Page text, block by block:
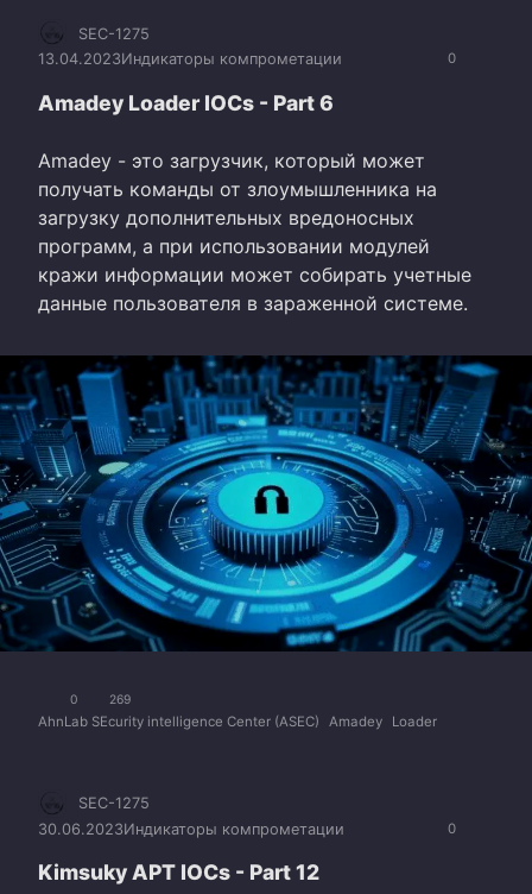
0
SEC-1275
13.04.2023Индикаторы компрометации
Amadey Loader IOCs - Part 6
Amadey - это загрузчик, который может
получать команды от злоумышленника на
загрузку дополнительных вредоносных
программ, а при использовании модулей
кражи информации может собирать учетные
данные пользователя в зараженной системе.
0 269
AhnLab SEcurity intelligence Center (ASEC) Amadey Loader
0
SEC-1275
30.06.2023Индикаторы компрометации
Kimsuky APT IOCs - Part 12